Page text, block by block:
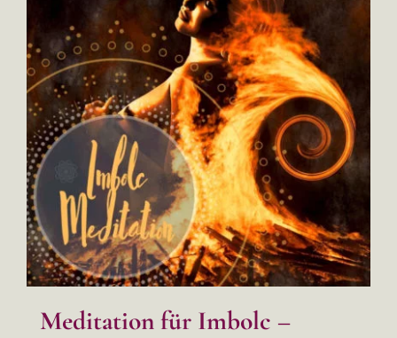
Meditation für Imbolc –